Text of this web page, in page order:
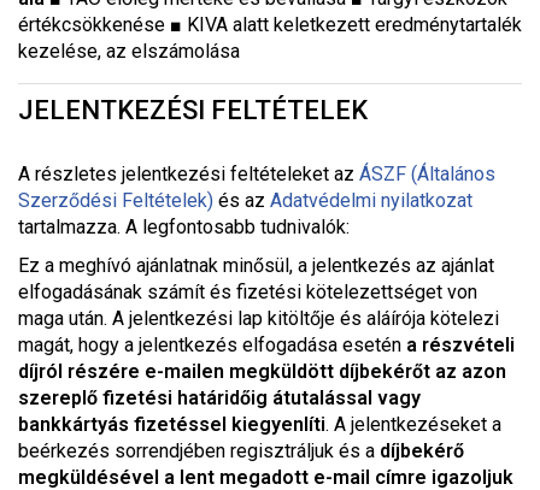
értékcsökkenése ■ KIVA alatt keletkezett eredménytartalék
kezelése, az elszámolása
JELENTKEZÉSI FELTÉTELEK
A részletes jelentkezési feltételeket az ÁSZF (Általános
Szerződési Feltételek) és az Adatvédelmi nyilatkozat
tartalmazza. A legfontosabb tudnivalók:
Ez a meghívó ajánlatnak minősül, a jelentkezés az ajánlat
elfogadásának számít és fizetési kötelezettséget von
maga után. A jelentkezési lap kitöltője és aláírója kötelezi
magát, hogy a jelentkezés elfogadása esetén a részvételi
díjról részére e-mailen megküldött díjbekérőt az azon
szereplő fizetési határidőig átutalással vagy
bankkártyás fizetéssel kiegyenlíti. A jelentkezéseket a
beérkezés sorrendjében regisztráljuk és a díjbekérő
megküldésével a lent megadott e-mail címre igazoljuk